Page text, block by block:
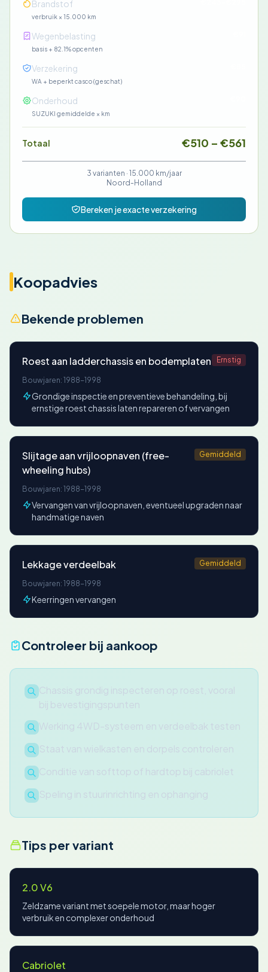
Brandstof
verbruik × 15.000 km
Wegenbelasting
basis + 82.1% opcenten
Verzekering
WA + beperkt casco (geschat)
Onderhoud
SUZUKI gemiddelde × km
Totaal €510 – €561
3 varianten · 15.000 km/jaar
Noord-Holland
Bereken je exacte verzekering
Koopadvies
Bekende problemen
Roest aan ladderchassis en bodemplaten Ernstig
Bouwjaren: 1988-1998
Grondige inspectie en preventieve behandeling, bij
ernstige roest chassis laten repareren of vervangen
Slijtage aan vrijloopnaven (free-
wheeling hubs)
Gemiddeld
Bouwjaren: 1988-1998
Vervangen van vrijloopnaven, eventueel upgraden naar
handmatige naven
Lekkage verdeelbak Gemiddeld
Bouwjaren: 1988-1998
Keerringen vervangen
Controleer bij aankoop
Chassis grondig inspecteren op roest, vooral
bij bevestigingspunten
Werking 4WD-systeem en verdeelbak testen
Staat van wielkasten en dorpels controleren
Conditie van softtop of hardtop bij cabriolet
Speling in stuurinrichting en ophanging
Tips per variant
2.0 V6
Zeldzame variant met soepele motor, maar hoger
verbruik en complexer onderhoud
Cabriolet